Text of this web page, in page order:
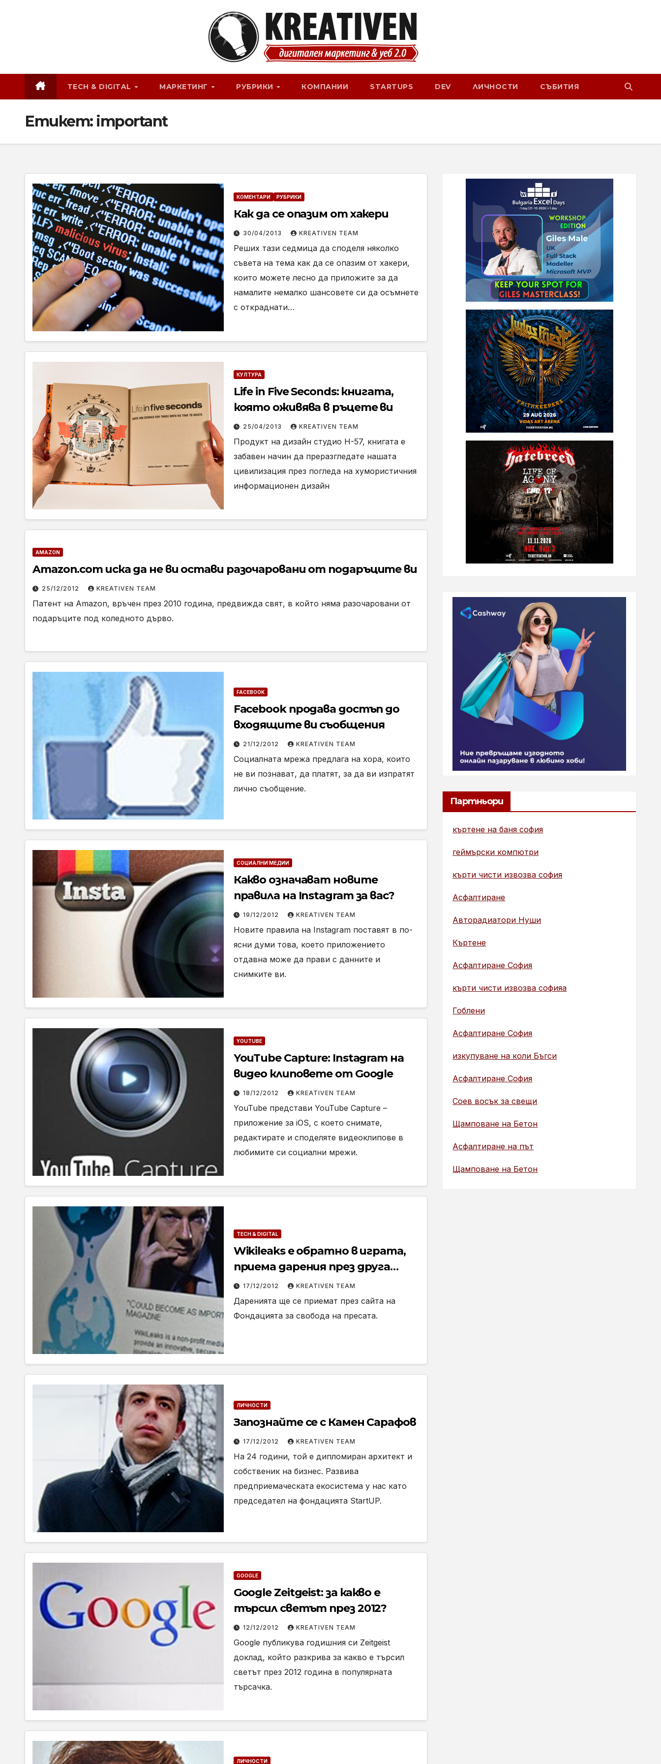
TECH & DIGITAL МАРКЕТИНГ РУБРИКИ КОМПАНИИ STARTUPS DEV ЛИЧНОСТИ СЪБИТИЯ
Етикет: important
КОМЕНТАРИ РУБРИКИ
Как да се опазим от хакери
30/04/2013 KREATIVEN TEAM
Реших тази седмица да споделя няколко
съвета на тема как да се опазим от хакери,
които можете лесно да приложите за да
намалите немалко шансовете си да осъмнете
с откраднати…
КУЛТУРА
Life in Five Seconds: книгата,
която оживява в ръцете ви
25/04/2013 KREATIVEN TEAM
Продукт на дизайн студио H-57, книгата е
забавен начин да преразгледате нашата
цивилизация през погледа на хумористичния
информационен дизайн
AMAZON
Amazon.com иска да не ви остави разочаровани от подаръците ви
25/12/2012 KREATIVEN TEAM
Патент на Amazon, връчен през 2010 година, предвижда свят, в който няма разочаровани от
подаръците под коледното дърво.
FACEBOOK
Facebook продава достъп до
входящите ви съобщения
21/12/2012 KREATIVEN TEAM
Социалната мрежа предлага на хора, които
не ви познават, да платят, за да ви изпратят
лично съобщение.
СОЦИАЛНИ МЕДИИ
Какво означават новите
правила на Instagram за вас?
19/12/2012 KREATIVEN TEAM
Новите правила на Instagram поставят в по-
ясни думи това, което приложението
отдавна може да прави с данните и
снимките ви.
YOUTUBE
YouTube Capture: Instagram на
видео клиповете от Google
18/12/2012 KREATIVEN TEAM
YouTube представи YouTube Capture –
приложение за iOS, с което снимате,
редактирате и споделяте видеоклипове в
любимите си социални мрежи.
TECH & DIGITAL
Wikileaks е обратно в играта,
приема дарения през друга
фондация
17/12/2012 KREATIVEN TEAM
Даренията ще се приемат през сайта на
Фондацията за свобода на пресата.
ЛИЧНОСТИ
Запознайте се с Камен Сарафов
17/12/2012 KREATIVEN TEAM
На 24 години, той е дипломиран архитект и
собственик на бизнес. Развива
предприемаческата екосистема у нас като
председател на фондацията StartUP.
GOOGLE
Google Zeitgeist: за какво е
търсил светът през 2012?
12/12/2012 KREATIVEN TEAM
Google публикува годишния си Zeitgeist
доклад, който разкрива за какво е търсил
светът през 2012 година в популярната
търсачка.
ЛИЧНОСТИ
Партньори
къртене на баня софия
геймърски компютри
кърти чисти извозва софия
Асфалтиране
Авторадиатори Нуши
Къртене
Асфалтиране София
кърти чисти извозва софияа
Гоблени
Асфалтиране София
изкупуване на коли Бъгси
Асфалтиране София
Соев восък за свещи
Щамповане на Бетон
Асфалтиране на път
Щамповане на Бетон